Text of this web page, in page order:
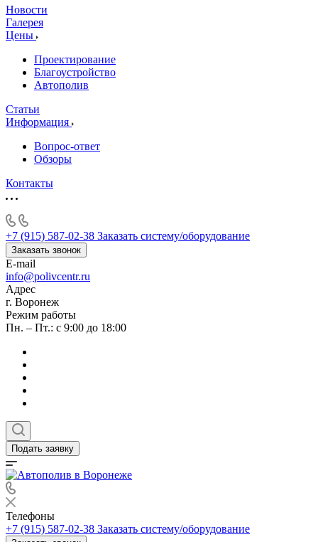
Новости
Галерея
Цены
Проектирование
Благоустройство
Автополив
Статьи
Информация
Вопрос-ответ
Обзоры
Контакты
+7 (915) 587-02-38 Заказать систему/оборудование
Заказать звонок
E-mail
info@polivcentr.ru
Адрес
г. Воронеж
Режим работы
Пн. – Пт.: с 9:00 до 18:00
Подать заявку
Телефоны
+7 (915) 587-02-38 Заказать систему/оборудование